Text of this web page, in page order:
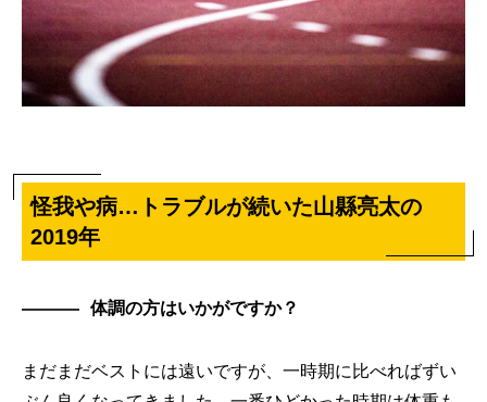
怪我や病…トラブルが続いた山縣亮太の
2019年
体調の方はいかがですか？
まだまだベストには遠いですが、一時期に比べればずい